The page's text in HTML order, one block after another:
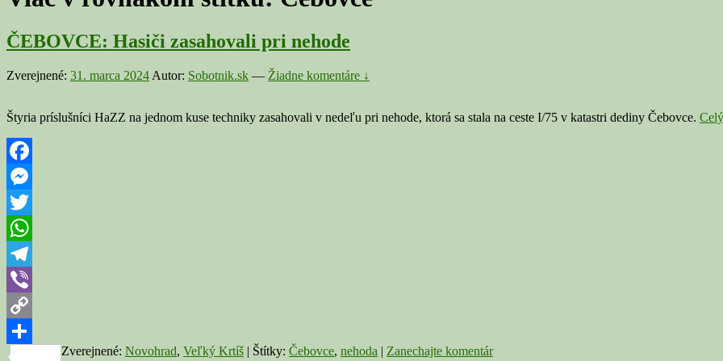
ČEBOVCE: Hasiči zasahovali pri nehode
Zverejnené: 31. marca 2024 Autor: Sobotnik.sk — Žiadne komentáre ↓
Štyria príslušníci HaZZ na jednom kuse techniky zasahovali v nedeľu pri nehode, ktorá sa stala na ceste I/75 v katastri dediny Čebovce.
Facebook
Messenger
Twitter
WhatsApp
Telegram
Viber
Copy
Link
Share
Zverejnené: Novohrad, Veľký Krtíš | Štítky: Čebovce, nehoda | Zanechajte komentár